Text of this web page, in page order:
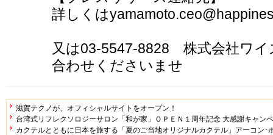
詳しくは
又は03-5547-8828 株式会社ワ
合わせくださいませ
滋賀テクノが、オフィシャルサイトをオープン！
台湾式リフレクソロジーサロン「和が家」ＯＰＥＮ１周年記念 大感謝キャン
カクテルとともに日本を旅する「夏のご当地オリジナルカクテル」アーコン･